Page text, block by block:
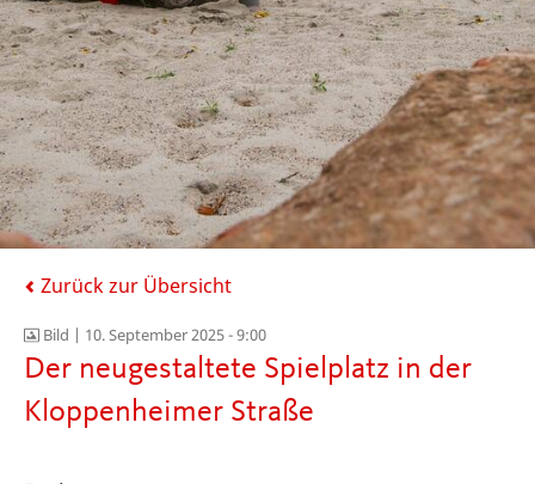
Zurück zur Übersicht
Bild | 10. September 2025 - 9:00
Der neugestaltete Spielplatz in der
Kloppenheimer Straße